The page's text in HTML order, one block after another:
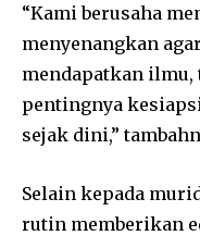
“Kami berusaha
menyenangkan
mendapatkan ilmu,
pentingnya
sejak dini,”
Selain kepada
rutin memberikan